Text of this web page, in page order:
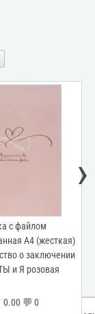
с файлом
А4 (жесткая)
о заключении
и Я розовая
0.00 💬 0
›